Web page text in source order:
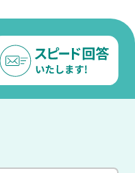
間-関空朝発×シン
ル航空ビジネスクラ
-
送迎
岡発
用-